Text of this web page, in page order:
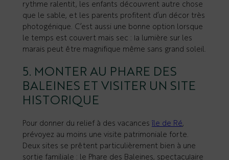
rythme ralentit, les enfants découvrent autre chose
que le sable, et les parents profitent d’un décor très
photogénique. C’est aussi une bonne option lorsque
le temps est couvert mais sec : la lumière sur les
marais peut être magnifique même sans grand soleil.
5. MONTER AU PHARE DES
BALEINES ET VISITER UN SITE
HISTORIQUE
Pour donner du relief à des vacances île de Ré,
prévoyez au moins une visite patrimoniale forte.
Deux sites se prêtent particulièrement bien à une
sortie familiale : le Phare des Baleines, spectaculaire